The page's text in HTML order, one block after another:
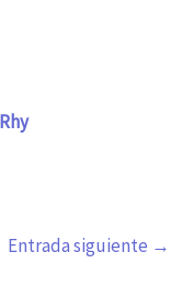
Entrada siguiente →